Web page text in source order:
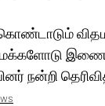
நன்றி